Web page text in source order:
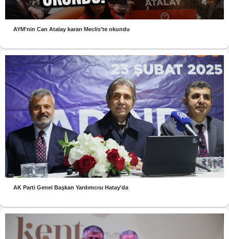
AYM’nin Can Atalay kararı Meclis’te okundu
AK Parti Genel Başkan Yardımcısı Hatay’da